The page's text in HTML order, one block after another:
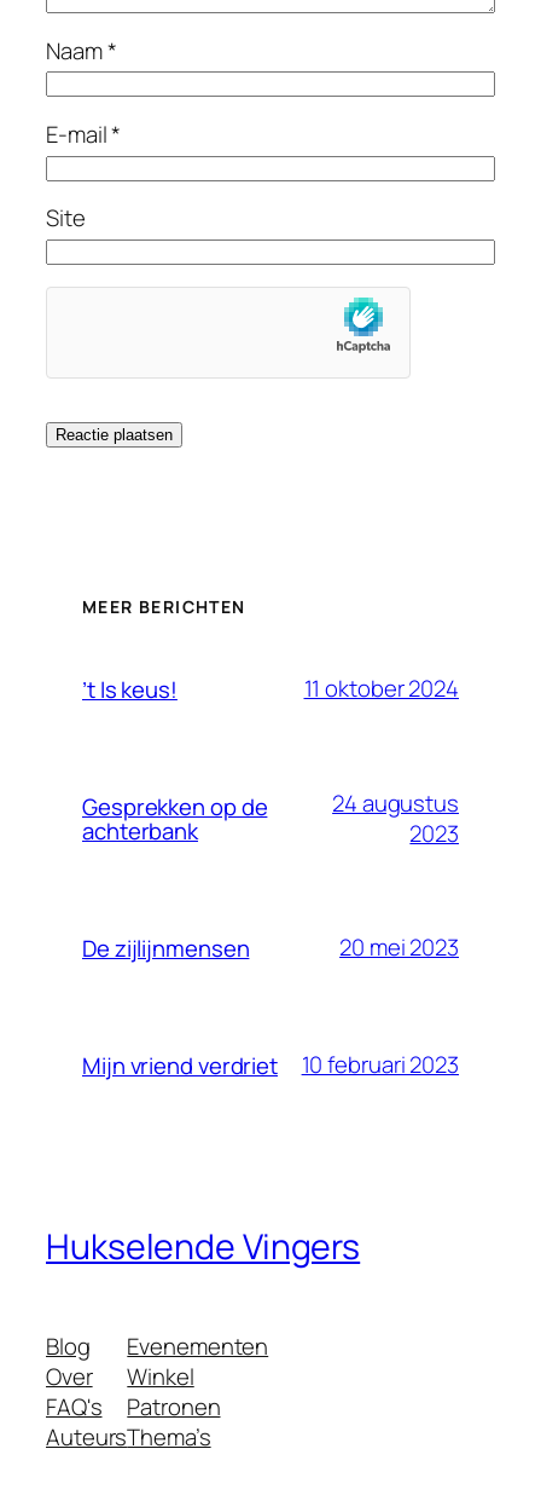
Naam*
E-mail*
Site
MEER BERICHTEN
’t Is keus! 11 oktober 2024
Gesprekken op de
achterbank
24 augustus
2023
De zijlijnmensen 20 mei 2023
Mijn vriend verdriet 10 februari 2023
Hukselende Vingers
Blog
Over
FAQ's
Auteurs
Evenementen
Winkel
Patronen
Thema’s